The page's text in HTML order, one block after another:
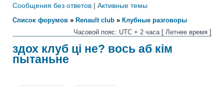
Сообщения без ответов | Активные темы
Список форумов » Renault club » Клубные разговоры
Часовой пояс: UTC + 2 часа [ Летнее время ]
здох клуб ці не? вось аб кім
пытаньне